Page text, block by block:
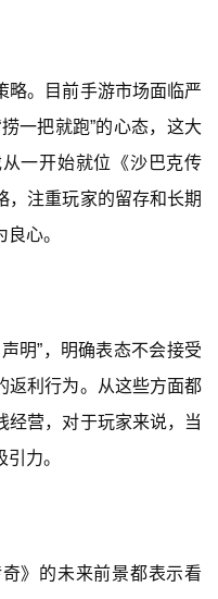
略。目前手游市场面临严
一把就跑”的心态，这大
一开始就位《沙巴克传
，注重玩家的留存和长期
心。
明”，明确表态不会接受
返利行为。从这些方面都
经营，对于玩家来说，当
力。
》的未来前景都表示看